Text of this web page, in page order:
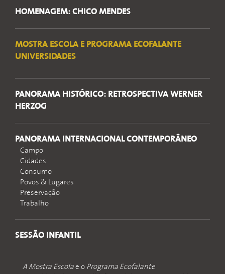
HOMENAGEM: CHICO MENDES
MOSTRA ESCOLA E PROGRAMA ECOFALANTE
UNIVERSIDADES
PANORAMA HISTÓRICO: RETROSPECTIVA WERNER
HERZOG
PANORAMA INTERNACIONAL CONTEMPORÂNEO
Campo
Cidades
Consumo
Povos & Lugares
Preservação
Trabalho
SESSÃO INFANTIL
A Mostra Escola e o Programa Ecofalante